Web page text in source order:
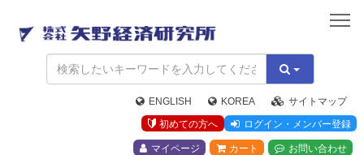
矢
野
経
済
研
究
所
ENGLISH KOREA
サイトマップ
初めての方へ
ログイン・メンバー登録
マイページ カート お問い合わせ